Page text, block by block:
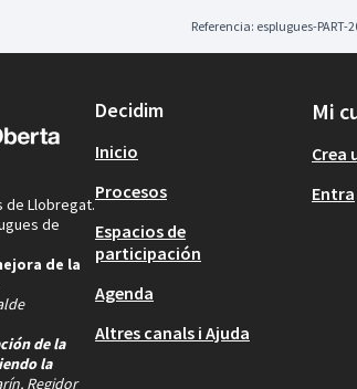
la 2a visita als centres
Referencia: esplugues-PART-
de Llobregat.
de
de la
de la
la
Regidor
Decidim
Inicio
Procesos
Espacios de
participación
Agenda
Altres canals i Ajuda
Mi
Crea
Entra